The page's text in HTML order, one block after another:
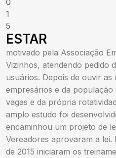
1
5
ESTAR
motivado pela Associação
Vizinhos, atendendo pedido
usuários. Depois de ouvir as
empresários e da
vagas e da própria
amplo estudo foi
encaminhou um projeto de
Vereadores aprovaram a lei.
de 2015 iniciaram os